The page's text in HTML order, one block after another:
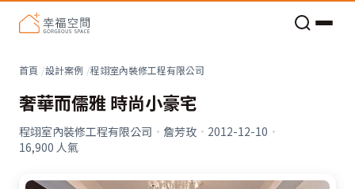
首頁 設計案例 程翊室內裝修工程有限公司
奢華而儒雅 時尚小豪宅
程翊室內裝修工程有限公司 · 詹芳玫 · 2012-12-10 ·
16,900 人氣